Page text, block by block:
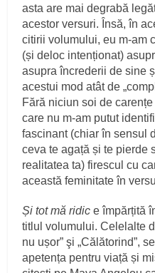
asta are mai degrabă
acestor versuri. Însă, în
citirii volumului, eu m-am
(și deloc intenționat)
asupra încrederii de sine
acestui mod atât de
Fără niciun soi de
care nu m-am putut
fascinant (chiar în sensul
ceva te agață și te pierde
realitatea ta) firescul cu
această feminitate în
Și tot mă ridic e împărțită
titlul volumului. Celelalte
nu ușor” şi „Călătorind”,
apetența pentru viață și